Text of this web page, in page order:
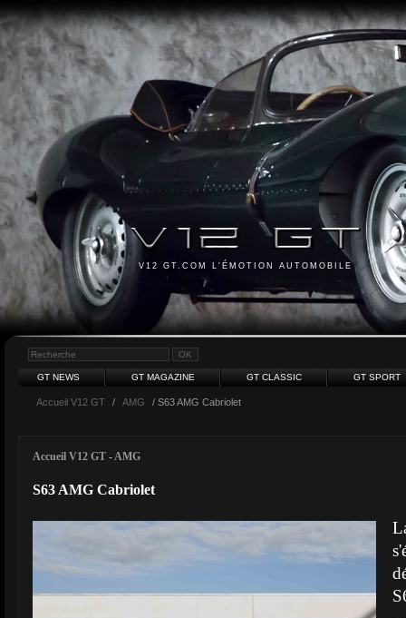
V12 GT.COM L'ÉMOTION AUTOMOBILE
GT NEWS GT MAGAZINE GT CLASSIC GT SPORT
Accueil V12 GT / AMG / S63 AMG Cabriolet
Accueil V12 GT -AMG
S63 AMG Cabriolet